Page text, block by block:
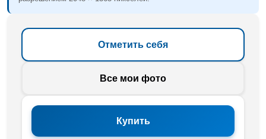
Отметить себя
Все мои фото
Купить